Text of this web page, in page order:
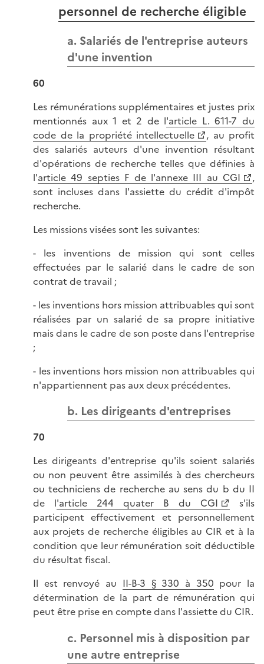
personnel de recherche éligible
a. Salariés de l'entreprise auteurs
d'une invention
60
Les rémunérations supplémentaires et justes prix
mentionnés aux 1 et 2 de l'article L. 611-7 du
code de la propriété intellectuelle
, au profit
des salariés auteurs d'une invention résultant
d'opérations de recherche telles que définies à
l'article 49 septies F de l'annexe III au CGI
,
sont incluses dans l'assiette du crédit d'impôt
recherche.
Les missions visées sont les suivantes:
- les inventions de mission qui sont celles
effectuées par le salarié dans le cadre de son
contrat de travail ;
- les inventions hors mission attribuables qui sont
réalisées par un salarié de sa propre initiative
mais dans le cadre de son poste dans l'entreprise
;
- les inventions hors mission non attribuables qui
n'appartiennent pas aux deux précédentes.
b. Les dirigeants d'entreprises
70
Les dirigeants d'entreprise qu'ils soient salariés
ou non peuvent être assimilés à des chercheurs
ou techniciens de recherche au sens du b du II
de l'article 244 quater B du CGI
s'ils
participent effectivement et personnellement
aux projets de recherche éligibles au CIR et à la
condition que leur rémunération soit déductible
du résultat fiscal.
Il est renvoyé au II-B-3 § 330 à 350 pour la
détermination de la part de rémunération qui
peut être prise en compte dans l'assiette du CIR.
c. Personnel mis à disposition par
une autre entreprise